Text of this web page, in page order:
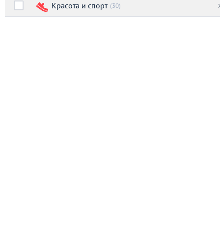
Красота и спорт (30)